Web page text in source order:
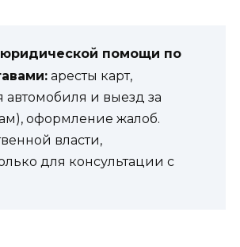
юридической помощи по
аресты карт,
автомобиля и выезд за
оформление жалоб.
власти,
для консультации с